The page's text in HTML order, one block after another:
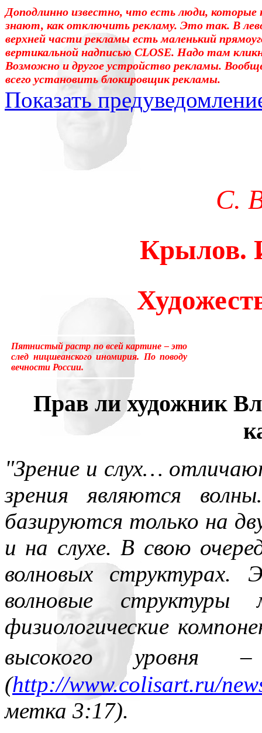
Доподлинно известно, что есть люди, которые
знают, как отключить рекламу. Это так. В
верхней части рекламы есть маленький
вертикальной надписью CLOSE. Надо там
Возможно и другое устройство рекламы.
всего установить блокировщик рекламы.
Показать
Уважаемые! Умоляю: не
отошли от суеты. – Перед
достаточно, чтоб
что не понятно.Прошу
«подсознательный» в
надо было писать
менять в тысячах мест,
устаревшим.Ещё одна
применение слова
состояние,
[отличающемуся от
у растений, и у бактерий.
вторая сигнальная
всюду применял как чисто
противопоставляя
подсознательное часто
то обеспечивает любое
одна его часть, которая –
– обеспечивает в
подсознаний автора и
поводу. По
С.
Крылов.
Пятнистый растр по всей картине – это
след ницшеанского иномирия. По поводу
вечности России.
Прав ли художник
"Зрение и слух…
зрения являются
базируются только на
и на слухе. В свою
волновых
волновые
физиологические
высокого уровня
(http://www.colisart.ru/
метка 3:17).